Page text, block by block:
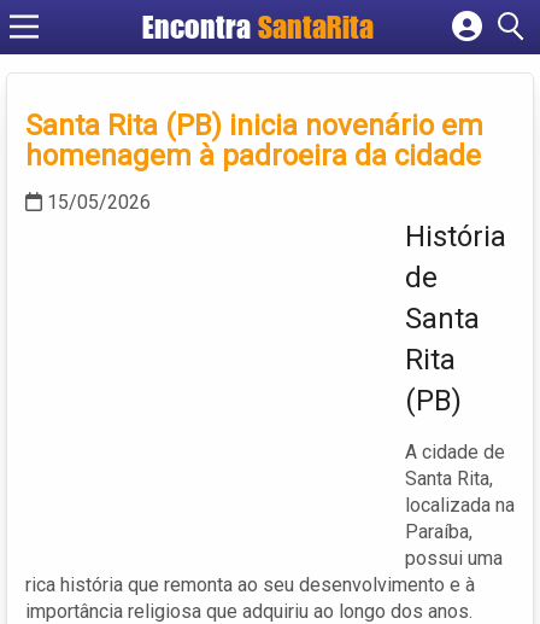
EncontraSantaRita
Cadastrar empresa
Criar conta
Santa Rita (PB) inicia novenário em
homenagem à padroeira da cidade
15/05/2026
História
de
Santa
Rita
(PB)
A cidade de
Santa Rita,
localizada na
Paraíba,
possui uma
rica história que remonta ao seu desenvolvimento e à
importância religiosa que adquiriu ao longo dos anos.